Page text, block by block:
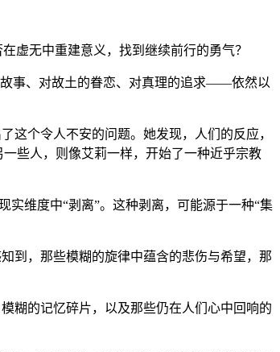
虚无中重建意义，找到继续前行的勇气？
事、对故土的眷恋、对真理的追求——依然以
个令人不安的问题。她发现，人们的反应，
些人，则像艾莉一样，开始了一种近乎宗教
实维度中“剥离”。这种剥离，可能源于一种“集
到，那些模糊的旋律中蕴含的悲伤与希望，那
糊的记忆碎片，以及那些仍在人们心中回响的